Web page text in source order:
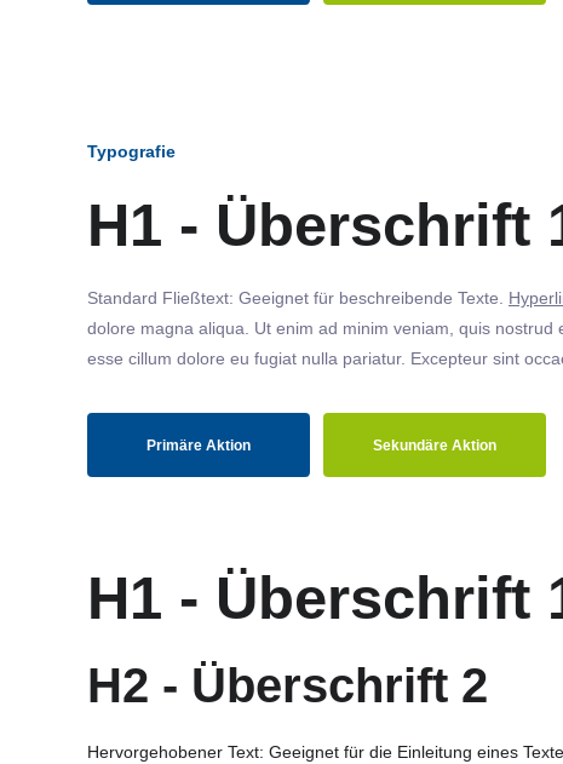
Typografie
H1 - Überschrift
Standard Fließtext: Geeignet für beschreibende Texte.
dolore magna aliqua. Ut enim ad minim veniam, quis
esse cillum dolore eu fugiat nulla pariatur. Excepteur sint
Primäre Aktion Sekundäre Aktion
H1 - Überschrift
H2 - Überschrift 2
Hervorgehobener Text: Geeignet für die Einleitung eines